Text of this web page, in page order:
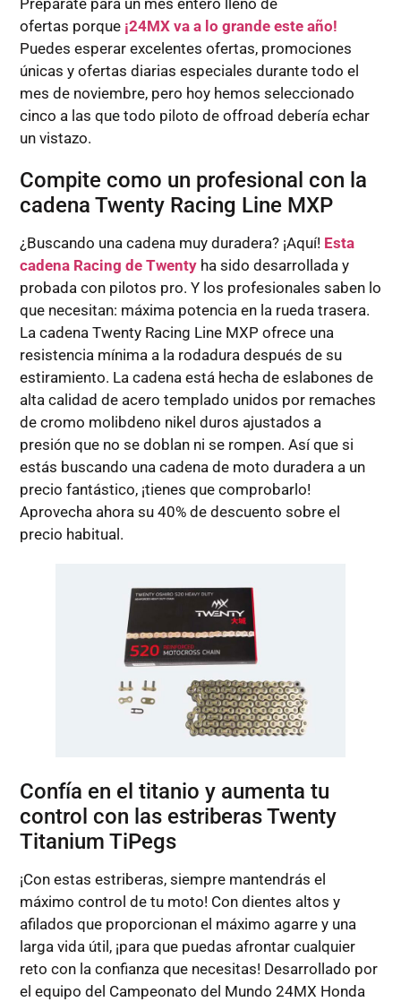
Prepárate para un mes entero lleno de
ofertas porque ¡24MX va a lo grande este año!
Puedes esperar excelentes ofertas, promociones
únicas y ofertas diarias especiales durante todo el
mes de noviembre, pero hoy hemos seleccionado
cinco a las que todo piloto de offroad debería echar
un vistazo.
Compite como un profesional con la
cadena Twenty Racing Line MXP
¿Buscando una cadena muy duradera? ¡Aquí! Esta
cadena Racing de Twentyha sido desarrollada y
probada con pilotos pro. Y los profesionales saben lo
que necesitan: máxima potencia en la rueda trasera.
La cadena Twenty Racing Line MXP ofrece una
resistencia mínima a la rodadura después de su
estiramiento. La cadena está hecha de eslabones de
alta calidad de acero templado unidos por remaches
de cromo molibdeno nikel duros ajustados a
presión que no se doblan ni se rompen. Así que si
estás buscando una cadena de moto duradera a un
precio fantástico, ¡tienes que comprobarlo!
Aprovecha ahora su 40% de descuento sobre el
precio habitual.
Confía en el titanio y aumenta tu
control con las estriberas Twenty
Titanium TiPegs
¡Con estas estriberas, siempre mantendrás el
máximo control de tu moto! Con dientes altos y
afilados que proporcionan el máximo agarre y una
larga vida útil, ¡para que puedas afrontar cualquier
reto con la confianza que necesitas! Desarrollado por
el equipo del Campeonato del Mundo 24MX Honda